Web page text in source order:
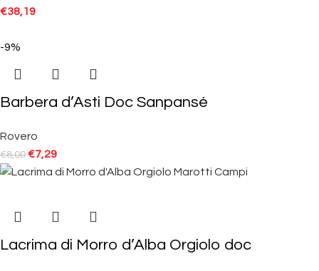
€38,19
-9%
Barbera d’Asti Doc Sanpansé
Rovero
€8,00 €7,29
Lacrima di Morro d’Alba Orgiolo doc